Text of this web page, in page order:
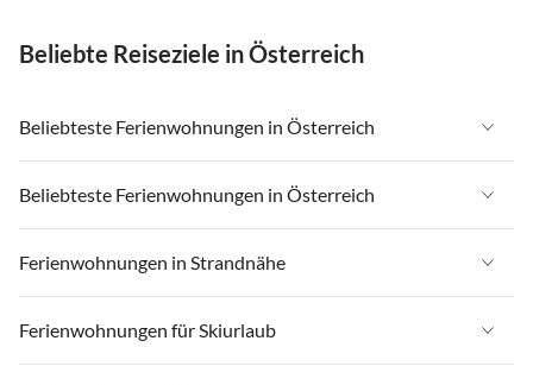
Beliebte Reiseziele in Österreich
Beliebteste Ferienwohnungen in Österreich
Ferienwohnungen in Österreich
Ferienwohnungen in Tirol
Ferienwohnungen in Salzburger Land
Ferienwohnungen in Zell am See - Pinzgau
Beliebteste Ferienwohnungen in Österreich
Ferienwohnungen in Österreich
Ferienwohnungen in Tirol
Ferienwohnungen in Salzburger Land
Ferienwohnungen in Strandnähe
Ferienwohnungen in Strandnähe in Österreich
Ferienwohnungen in Strandnähe in Kärnten
Ferienwohnungen für Skiurlaub